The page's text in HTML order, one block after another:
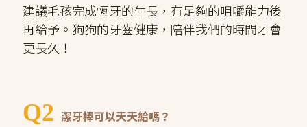
建議毛孩完成恆牙的生長，有足夠的咀嚼能力後
再給予。狗狗的牙齒健康，陪伴我們的時間才會
更長久！
Q2 潔牙棒可以天天給嗎？